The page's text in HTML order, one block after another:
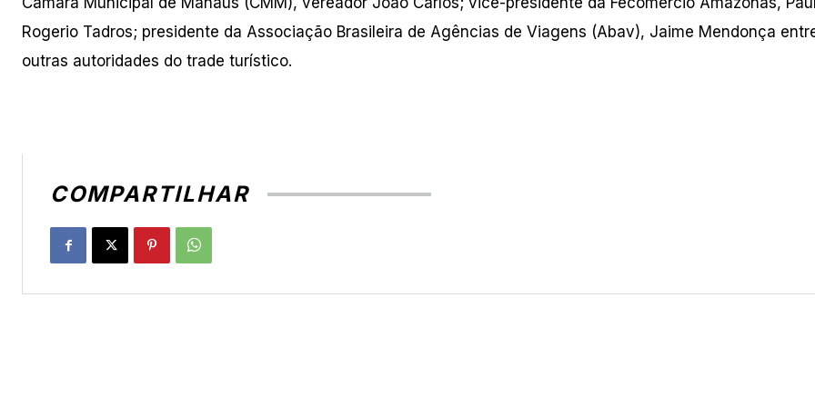
Rogerio Tadros; presidente da Associação Brasileira de Agências de Viagens (Abav), Jaime Mendonça
outras autoridades do trade turístico.
COMPARTILHAR